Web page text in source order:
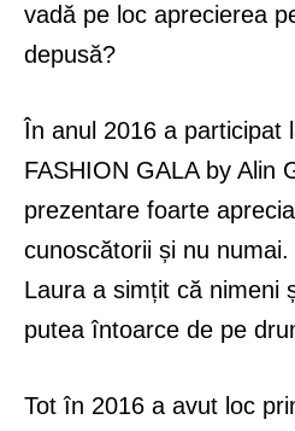
vadă pe loc aprecierea
depusă?
În anul 2016 a participat
FASHION GALA by Alin
prezentare foarte
cunoscătorii și nu
Laura a simțit că nimeni
putea întoarce de pe
Tot în 2016 a avut loc